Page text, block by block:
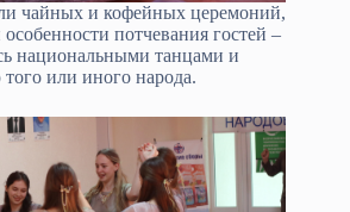
чайных и кофейных церемоний,
потчевания гостей –
национальными танцами и
или иного народа.